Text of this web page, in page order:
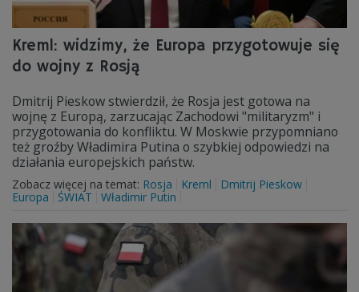
Kreml: widzimy, że Europa przygotowuje się
do wojny z Rosją
Dmitrij Pieskow stwierdził, że Rosja jest gotowa na
wojnę z Europą, zarzucając Zachodowi "militaryzm" i
przygotowania do konfliktu. W Moskwie przypomniano
też groźby Władimira Putina o szybkiej odpowiedzi na
działania europejskich państw.
Zobacz więcej na temat: Rosja Kreml
Dmitrij Pieskow
Europa
ŚWIAT Władimir Putin